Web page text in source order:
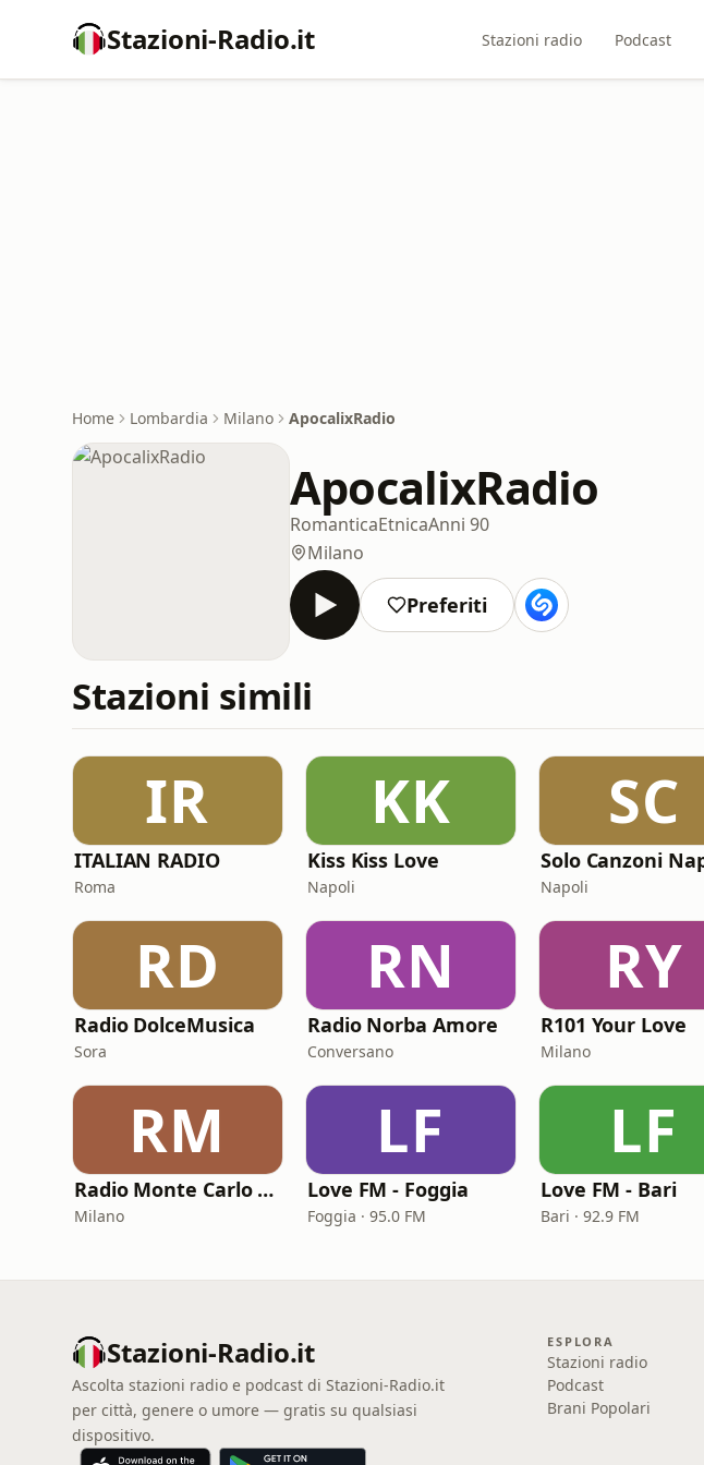
Stazioni-Radio.it Stazioni radio Podcast
Home Lombardia Milano ApocalixRadio
ApocalixRadio
RomanticaEtnicaAnni 90
Milano
Preferiti
Stazioni simili
IR
ITALIAN RADIO
Roma
KK
Kiss Kiss Love
Napoli
SC
Napoli
RD
Radio DolceMusica
Sora
RN
Radio Norba Amore
Conversano
RY
R101 Your Love
Milano
RM
Radio Monte Carlo 2 - Amor Latino
Milano
LF
Love FM - Foggia
Foggia · 95.0 FM
LF
Love FM - Bari
Bari · 92.9 FM
Stazioni-Radio.it
Ascolta stazioni radio e podcast di Stazioni-Radio.it
per città, genere o umore — gratis su qualsiasi
dispositivo.
ESPLORA
Stazioni radio
Podcast
Brani Popolari